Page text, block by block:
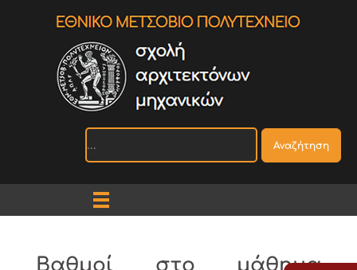
Αναζήτηση
Βαθμοί στο μάθημα